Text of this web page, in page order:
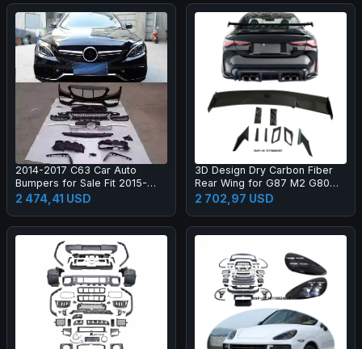
2014-2017 C63 Car Auto
Bumpers for Sale Fit 2015-
2017 New C Class W205 C180
C200l C260l
2 474,41 USD
3D Design Dry Carbon Fiber
Rear Wing for G87 M2 G80
M3 G82 M4 Dry Carbon Fiber
Rear Spoiler High Quality
2 702,97 USD